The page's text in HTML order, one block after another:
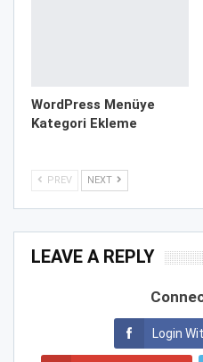
WordPress Menüye
Kategori Ekleme
PREV NEXT
LEAVE A REPLY
Login